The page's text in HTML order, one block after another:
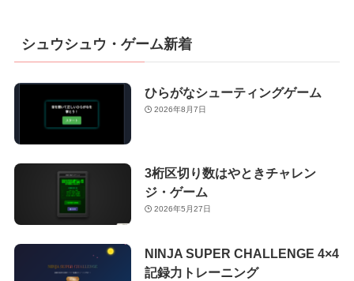
シュウシュウ・ゲーム新着
ひらがなシューティングゲーム
2026年8月7日
3桁区切り数はやときチャレン
ジ・ゲーム
2026年5月27日
NINJA SUPER CHALLENGE 4×4
記録力トレーニング